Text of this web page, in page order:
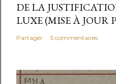
DE LA
LUXE (MISE À JOUR
Partager 5 commentaires